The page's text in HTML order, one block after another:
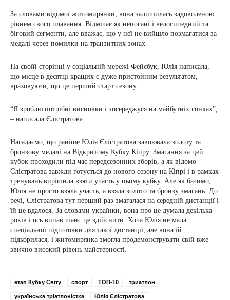
За словами відомої житомирянки, вона залишилась задоволеною
рівнем свого плавання. Відмічає як непогані і велосипедний та
біговий сегменти, але вважає, що у неї не вийшло позмагатися за
медалі через помилки на транзитних зонах.
На своїй сторінці у соціальній мережі Фейсбук, Юлія написала,
що місце в десятці кращих є дуже пристойним результатом,
враховуючи, що це перший старт сезону.
“Я зроблю потрібні висновки і зосереджуся на майбутніх гонках”,
– написала Єлістратова.
Нагадаємо, що раніше Юлія Єлістратова завоювала золоту та
бронзову медалі на Відкритому Кубку Кіпру. Змагання за цей
кубок проходили під час передсезонних зборів, а як відомо
Єлістратова завжди готується до нового сезону на Кіпрі і в рамках
тренувань вирішила взяти участь у цьому кубку. Але як бачимо,
Юлія не просто взяла участь, а взяла золото та бронзу змагань. До
речі, Єлістратова тут перший раз змагалася на середній дистанції і
їй це вдалося. За словами українки, вона про це думала декілька
років і ось випав шанс це здійснити. Хоча Юлія не мала
спеціальної підготовки для такої дистанції, але вона їй
підкорилася, і житомирянка змогла продемонструвати свій вже
звично високий рівень майстерності.
етап Кубку Світу спорт ТОП-10 триатлон
українська тріатлоністка Юлія Єлістратова